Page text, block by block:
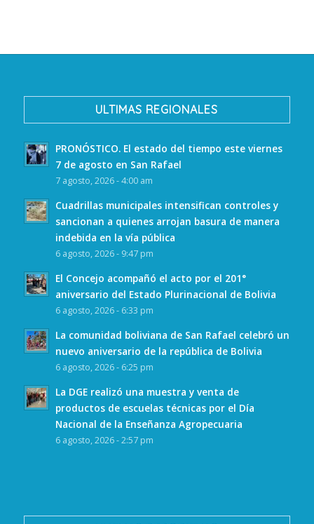
ULTIMAS REGIONALES
PRONÓSTICO. El estado del tiempo este viernes
7 de agosto en San Rafael
7 agosto, 2026 - 4:00 am
Cuadrillas municipales intensifican controles y
sancionan a quienes arrojan basura de manera
indebida en la vía pública
6 agosto, 2026 - 9:47 pm
El Concejo acompañó el acto por el 201°
aniversario del Estado Plurinacional de Bolivia
6 agosto, 2026 - 6:33 pm
La comunidad boliviana de San Rafael celebró un
nuevo aniversario de la república de Bolivia
6 agosto, 2026 - 6:25 pm
La DGE realizó una muestra y venta de
productos de escuelas técnicas por el Día
Nacional de la Enseñanza Agropecuaria
6 agosto, 2026 - 2:57 pm